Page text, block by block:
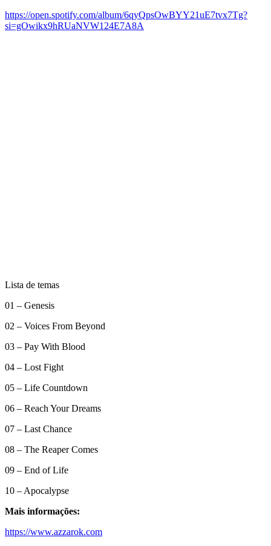
https://open.spotify.com/album/6qyQpsOwBYY21uE7tvx7Tg?
si=gOwikx9hRUaNVW124E7A8A
Lista de temas
01 – Genesis
02 – Voices From Beyond
03 – Pay With Blood
04 – Lost Fight
05 – Life Countdown
06 – Reach Your Dreams
07 – Last Chance
08 – The Reaper Comes
09 – End of Life
10 – Apocalypse
Mais informações:
https://www.azzarok.com